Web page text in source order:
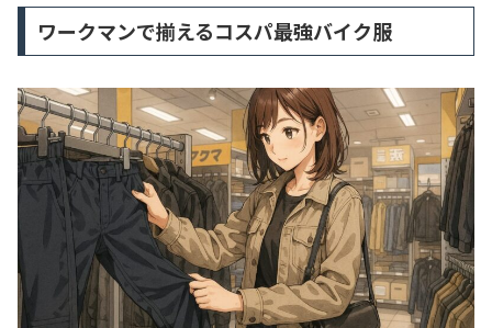
ワークマンで揃えるコスパ最強バイク服